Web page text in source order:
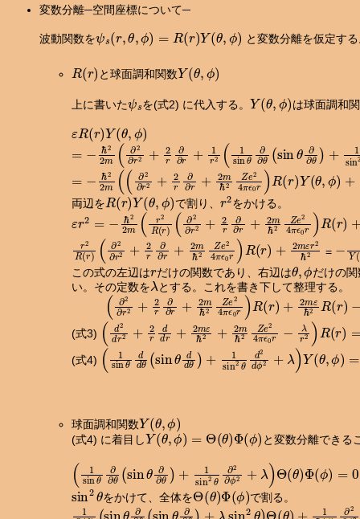
変数分離─空間座標について─
波動関数を ψ ( θ, )= r)Y θ,ϕ) と変数分離を仮定す
R(r ) と球面調和関数Y(θ, )
上に書いた ψ を(式2) に代入する。 Y(θ, ) は球面調和
R(r )Y(θ ,ϕ
)
ℏ 22m( ∂2∂ 2 ∂∂ r (1 sin ∂ θ (sinθ∂ ∂θ
2m((∂ 2∂ 2r ∂∂ mℏ Ze2 4 πϵ0 r)R(r Y(
両辺をR(r)Y(θ,ϕ ) で割り、 r2をかける。
2 22m (r R r )( ∂2 2 +2 r∂ + 2m 2Ze 24πϵ 0 )
sin ∂ θ(sin θ∂ ∂θ) +1 sin 2θ ∂2 ϕ )Y( ,ϕ) )
2R r)
∂2 r2 +2 ∂∂ + 2m ℏ Ze2 4πϵ 0r )R( r) + mεr2 =
この式の左辺は だけの関数であり、右辺は θ,ϕ だけの
い。その定数をλ とする。これを書き下して整理する。
(∂ 2∂ + 2r ∂∂ mℏ Ze2 4πϵ0 r r)+2mε ℏ
−λr2 (r )= 0
(式3) (d2d 2r dd 2mε 2m ℏ2Z πϵ0 r−λ r2
(式4) (1 sin d dθ ( sin θd d sin 2θd ϕ 2+λ) Y θ ,
球面調和関数Y(θ, )
(式4) に着目しY(θ,ϕ) = θ) Φ( ϕ ) と変数分離できる
(1 sin ∂∂ θ sinθ ∂ ∂θ + sin θ∂ ϕ 2 +λ)Θ(θ) Φ (ϕ
0
sin 2 θをかけて、全体をΘ(θ) Φ( ϕ )で割る。
Θ θ)(sinθ∂ ∂ θ (sinθ∂ ∂ ) +λ sin 2θ)Θ(θ )+ ϕ 2∂